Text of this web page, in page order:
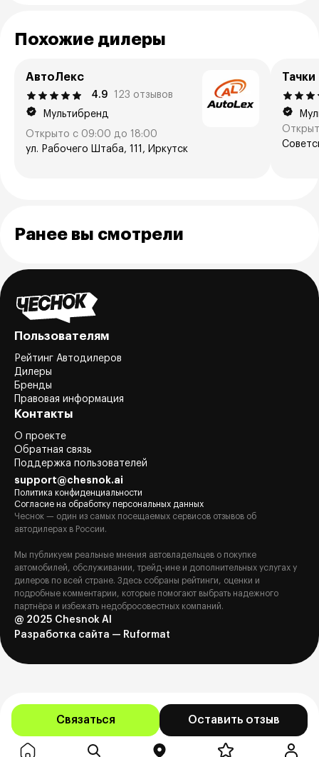
Похожие дилеры
АвтоЛекс
4.9
123 отзывов
Мультибренд
Открыто с 09:00 до 18:00
ул. Рабочего Штаба, 111, Иркутск
Тачки
Ранее вы смотрели
Пользователям
Рейтинг Автодилеров
Дилеры
Бренды
Правовая информация
Контакты
О проекте
Обратная связь
Поддержка пользователей
support@chesnok.ai
Политика конфиденциальности
Согласие на обработку персональных данных
Чеснок — один из самых посещаемых сервисов отзывов об
автодилерах в России.
Мы публикуем реальные мнения автовладельцев о покупке
автомобилей, обслуживании, трейд-ине и дополнительных услугах у
дилеров по всей стране. Здесь собраны рейтинги, оценки и
подробные комментарии, которые помогают выбрать надежного
партнёра и избежать недобросовестных компаний.
@ 2025 Chesnok AI
Разработка сайта — Ruformat
Связаться Оставить отзыв